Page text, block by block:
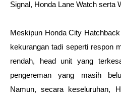
Signal, Honda Lane Watch serta
Meskipun Honda City
kekurangan tadi seperti respon
rendah, head unit yang
pengereman yang masih
Namun, secara keseluruhan,